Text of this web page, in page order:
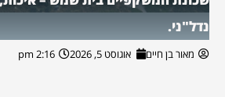
נדל"ני.
מאור בן חיים אוגוסט 5, 2026 2:16 pm